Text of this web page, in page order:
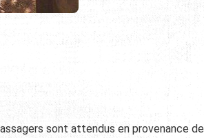
sont attendus en provenance de